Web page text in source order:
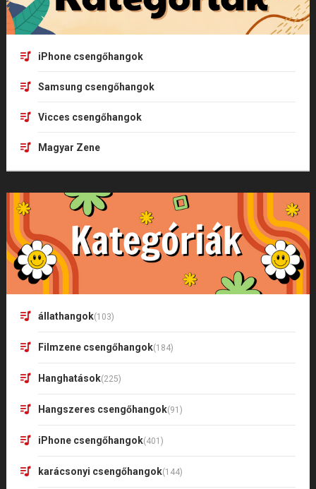
iPhone csengőhangok
Samsung csengőhangok
Vicces csengőhangok
Magyar Zene
állathangok(103)
Filmzene csengőhangok(184)
Hanghatások(225)
Hangszeres csengőhangok(91)
iPhone csengőhangok(401)
karácsonyi csengőhangok(144)